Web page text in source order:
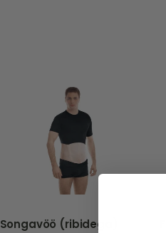
Songavöö (ribidega)